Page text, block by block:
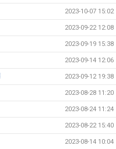
2023-10-07 15:02
2023-09-22 12:08
2023-09-19 15:38
2023-09-14 12:06
2023-09-12 19:38
2023-08-28 11:20
2023-08-24 11:24
2023-08-22 15:40
2023-08-14 10:04